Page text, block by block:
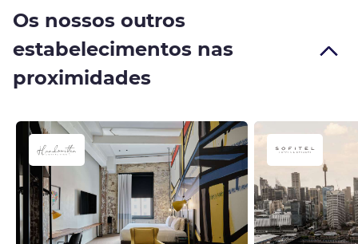
Os nossos outros
estabelecimentos nas
proximidades